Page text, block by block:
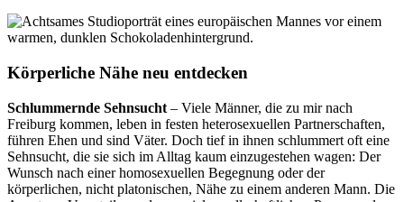
Körperliche Nähe neu entdecken
Schlummernde Sehnsucht – Viele Männer, die zu mir nach
Freiburg kommen, leben in festen heterosexuellen Partnerschaften,
führen Ehen und sind Väter. Doch tief in ihnen schlummert oft eine
Sehnsucht, die sie sich im Alltag kaum einzugestehen wagen: Der
Wunsch nach einer homosexuellen Begegnung oder der
körperlichen, nicht platonischen, Nähe zu einem anderen Mann. Die